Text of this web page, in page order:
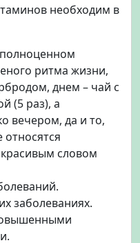
необходим в
ритма жизни,
днем – чай с
(5 раз), а
вечером, да и то,
относятся
словом
заболеваниях.